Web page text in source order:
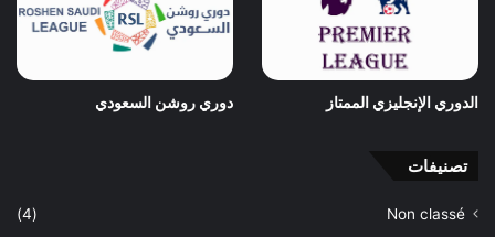
الدوري الإنجليزي الممتاز دوري روشن السعودي
تصنيفات
Non classé
(4)